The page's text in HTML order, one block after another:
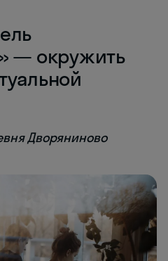
— окружить
Дворяниново